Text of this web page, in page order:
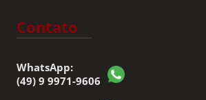
Contato
WhatsApp:
(49) 9 9971-9606